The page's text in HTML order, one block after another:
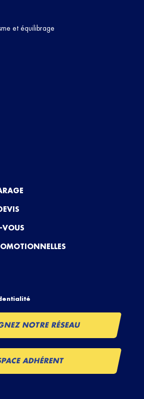
et équilibrage
VOUS
NOTRE RÉSEAU
ADHÉRENT